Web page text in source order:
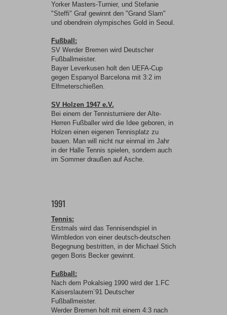
Yorker Masters-Turnier, und Stefanie
"Steffi" Graf gewinnt den "Grand Slam"
und obendrein olympisches Gold in Seoul.
Fußball:
SV Werder Bremen wird Deutscher
Fußballmeister.
Bayer Leverkusen holt den UEFA-Cup
gegen Espanyol Barcelona mit 3:2 im
Elfmeterschießen.
SV Holzen 1947 e.V.
Bei einem der Tennisturniere der Alte-
Herren Fußballer wird die Idee geboren, in
Holzen einen eigenen Tennisplatz zu
bauen. Man will nicht nur einmal im Jahr
in der Halle Tennis spielen, sondern auch
im Sommer draußen auf Asche.
1991
Tennis:
Erstmals wird das Tennisendspiel in
Wimbledon von einer deutsch-deutschen
Begegnung bestritten, in der Michael Stich
gegen Boris Becker gewinnt.
Fußball:
Nach dem Pokalsieg 1990 wird der 1.FC
Kaiserslautern´91 Deutscher
Fußballmeister.
Werder Bremen holt mit einem 4:3 nach